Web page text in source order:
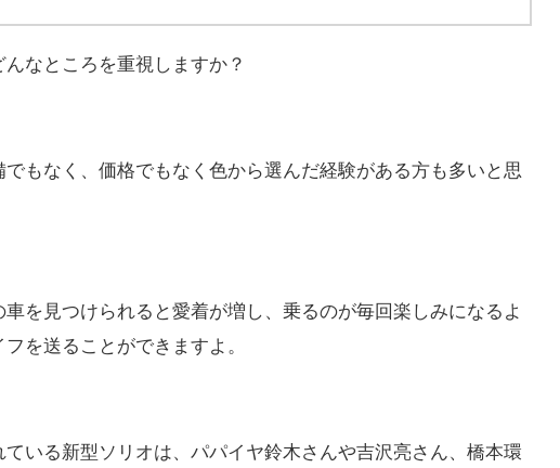
なところを重視しますか？
もなく、価格でもなく色から選んだ経験がある方も多いと思
を見つけられると愛着が増し、乗るのが毎回楽しみになるよ
を送ることができますよ。
ている新型ソリオは、パパイヤ鈴木さんや吉沢亮さん、橋本環